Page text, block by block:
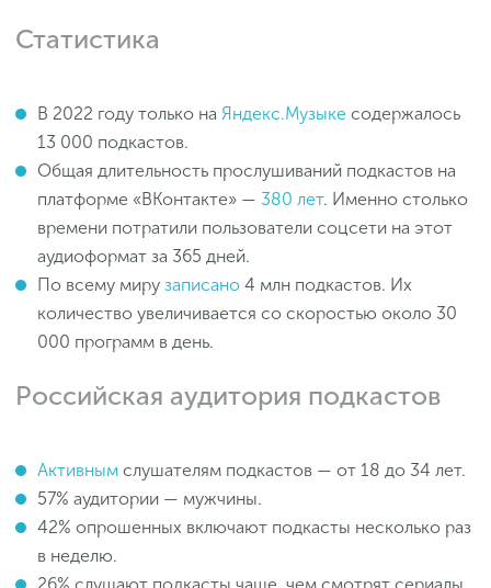
Статистика
В 2022 году только на Яндекс.Музыке содержалось
13 000 подкастов.
Общая длительность прослушиваний подкастов на
платформе «ВКонтакте» — 380 лет. Именно столько
времени потратили пользователи соцсети на этот
аудиоформат за 365 дней.
По всему миру записано 4 млн подкастов. Их
количество увеличивается со скоростью около 30
000 программ в день.
Российская аудитория подкастов
Активным слушателям подкастов — от 18 до 34 лет.
57% аудитории — мужчины.
42% опрошенных включают подкасты несколько раз
в неделю.